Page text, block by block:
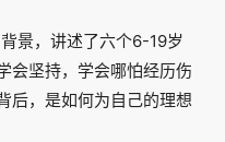
景，讲述了六个6-19岁
会坚持，学会哪怕经历伤
后，是如何为自己的理想